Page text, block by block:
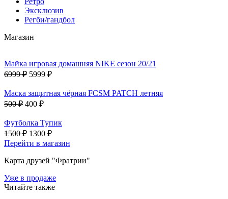
Эксклюзив
Регби/гандбол
Магазин
Майка игровая домашняя NIKE сезон 20/21
6999 ₽ 5999 ₽
Маска защитная чёрная FCSM PATCH летняя
500 ₽ 400 ₽
Футболка Тупик
1500 ₽ 1300 ₽
Перейти в магазин
Карта друзей "Фратрии"
Уже в продаже
Читайте также